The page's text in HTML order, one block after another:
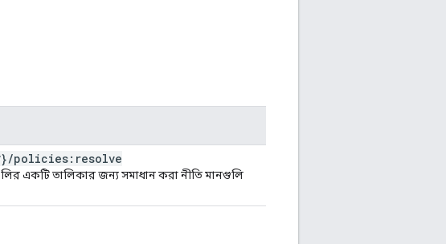
/policies:resolve
একটি তালিকার জন্য সমাধান করা নীতি মানগুলি